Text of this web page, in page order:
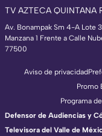
TV AZTECA QUINTANA
Av. Bonampak Sm 4-A Lote
Manzana 1 Frente a Calle
77500
Aviso de privacidad
Promo
Programa
Defensor de Audiencias y
Televisora del Valle de